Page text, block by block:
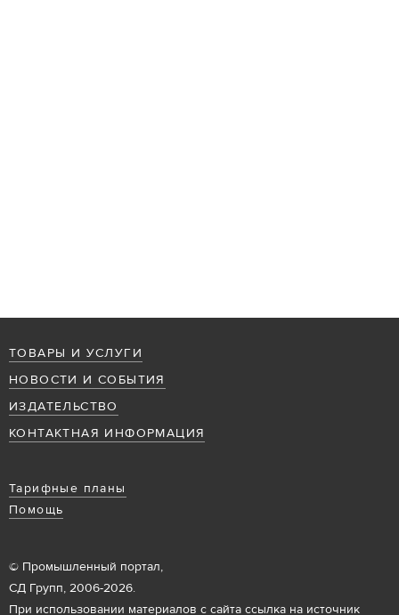
ТОВАРЫ И УСЛУГИ
НОВОСТИ И СОБЫТИЯ
ИЗДАТЕЛЬСТВО
КОНТАКТНАЯ ИНФОРМАЦИЯ
Тарифные планы
Помощь
© Промышленный портал,
СД Групп, 2006-2026.
При использовании материалов с сайта ссылка на источник